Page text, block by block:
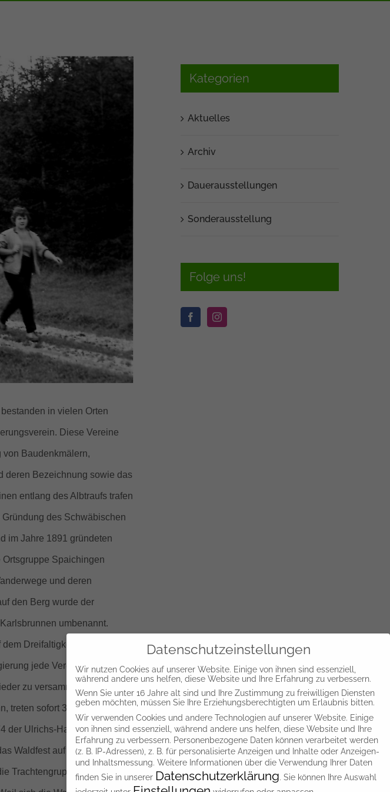
in vielen Orten
Diese Vereine
von Baudenkmälern,
deren Bezeichnung sowie das
entlang des Albtraufs trafen
des Schwäbischen
im Jahre 1891 gründeten
Spaichingen
und deren
den Berg wurde der
umbenannt.
Dreifaltigkeitsberg eine
jede Vereinstätigkeit
zu versammeln und auch
treten sofort 39 Mitglieder in
der Ulrichs-Hain angelegt
Waldfest auf dem Tanzplatz
Trachtengruppe Spaichingen
Kategorien
Aktuelles
Archiv
Dauerausstellungen
Sonderausstellung
Folge uns!
Datenschutzeinstellungen
Wir nutzen Cookies auf unserer Website. Einige von ihnen sind essenziell,
während andere uns helfen, diese Website und Ihre Erfahrung zu verbessern.
Wenn Sie unter 16 Jahre alt sind und Ihre Zustimmung zu freiwilligen Diensten
geben möchten, müssen Sie Ihre Erziehungsberechtigten um Erlaubnis bitten.
Wir verwenden Cookies und andere Technologien auf unserer Website. Einige
von ihnen sind essenziell, während andere uns helfen, diese Website und Ihre
Erfahrung zu verbessern. Personenbezogene Daten können verarbeitet werden
(z. B. IP-Adressen), z. B. für personalisierte Anzeigen und Inhalte oder Anzeigen-
und Inhaltsmessung. Weitere Informationen über die Verwendung Ihrer Daten
finden Sie in unserer Datenschutzerklärung. Sie können Ihre Auswahl